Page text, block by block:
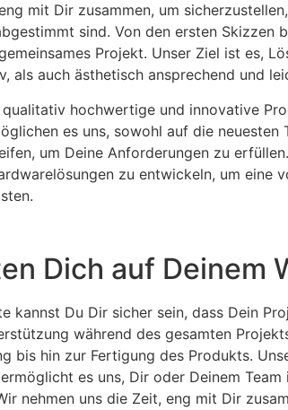
mit Dir zusammen, um
sind. Von den ersten
Projekt. Unser Ziel ist es,
als auch ästhetisch ansprechend und
hochwertige und innovative
es uns, sowohl auf die
um Deine Anforderungen zu
zu entwickeln, um eine
Dich auf Deinem
kannst Du Dir sicher sein, dass Dein
während des gesamten
bis hin zur Fertigung des Produkts.
es uns, Dir oder Deinem
nehmen uns die Zeit, eng mit Dir